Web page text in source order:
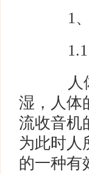
1、
1.1
人体
湿，人体
流收音机
为此时人
的一种有